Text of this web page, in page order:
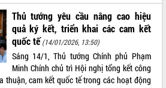
năm
phí
kỳ
Thủ tướng yêu cầu nâng cao hiệu
quả ký kết, triển khai các cam kết
quốc tế (14/01/2026, 13:50)
Sáng 14/1, Thủ tướng Chính phủ Phạm
Minh Chính chủ trì Hội nghị tổng kết công
thuận, cam kết quốc tế trong các hoạt động